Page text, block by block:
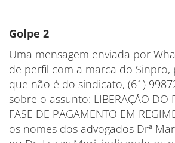
Golpe 2
Uma mensagem enviada por
de perfil com a marca do
que não é do sindicato, (61)
sobre o assunto: LIBERAÇÃO DO
FASE DE PAGAMENTO EM
os nomes dos advogados Drª